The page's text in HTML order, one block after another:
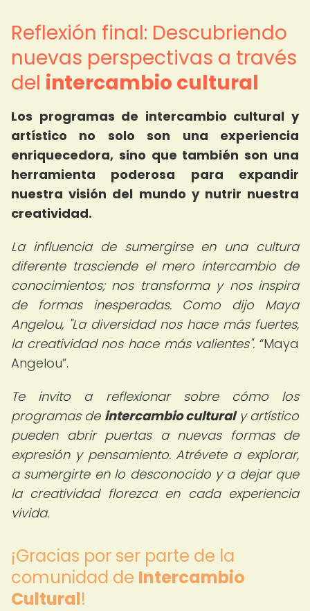
Reflexión final: Descubriendo
nuevas perspectivas a través
del intercambio cultural
Los programas de intercambio cultural y
artístico no solo son una experiencia
enriquecedora, sino que también son una
herramienta poderosa para expandir
nuestra visión del mundo y nutrir nuestra
creatividad.
La influencia de sumergirse en una cultura
diferente trasciende el mero intercambio de
conocimientos; nos transforma y nos inspira
de formas inesperadas. Como dijo Maya
Angelou, "La diversidad nos hace más fuertes,
la creatividad nos hace más valientes". Maya
Angelou .
Te invito a reflexionar sobre cómo los
programas de intercambio culturaly artístico
pueden abrir puertas a nuevas formas de
expresión y pensamiento. Atrévete a explorar,
a sumergirte en lo desconocido y a dejar que
la creatividad florezca en cada experiencia
vivida.
¡Gracias por ser parte de la
comunidad de Intercambio
Cultural!